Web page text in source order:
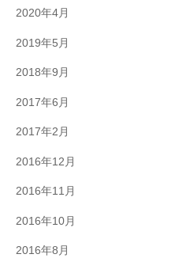
2020年4月
2019年5月
2018年9月
2017年6月
2017年2月
2016年12月
2016年11月
2016年10月
2016年8月